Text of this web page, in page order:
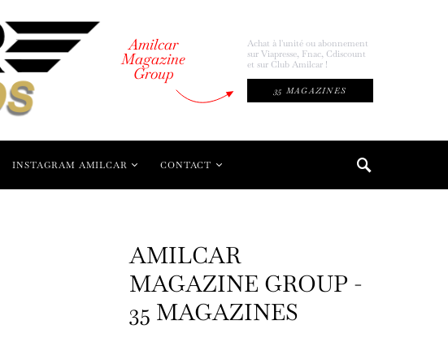
Amilcar
Magazine
Group
Achat à l'unité ou abonnement
sur Viapresse, Fnac, Cdiscount
et sur Club Amilcar !
35 MAGAZINES
INSTAGRAM AMILCAR CONTACT
AMILCAR
MAGAZINE GROUP -
35 MAGAZINES